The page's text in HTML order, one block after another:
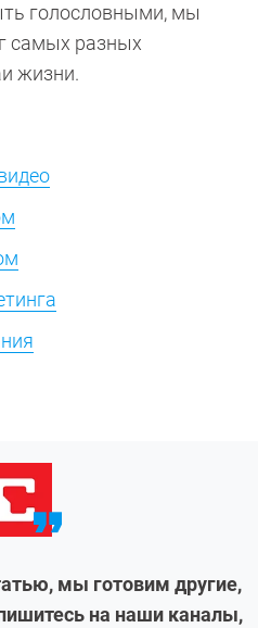
голословными, мы
самых разных
жизни.
мы готовим другие,
на наши каналы,